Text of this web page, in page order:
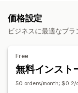
注文管理
注文の同期
カスタムルール
マルチチャネル
スケジュール式 カス
自動アラート
カスタ
エラーレポート
履歴
データのインポートと
価格設定
ビジネスに最適なプラ
Free
無料インスト
50 orders/month; $0.2/